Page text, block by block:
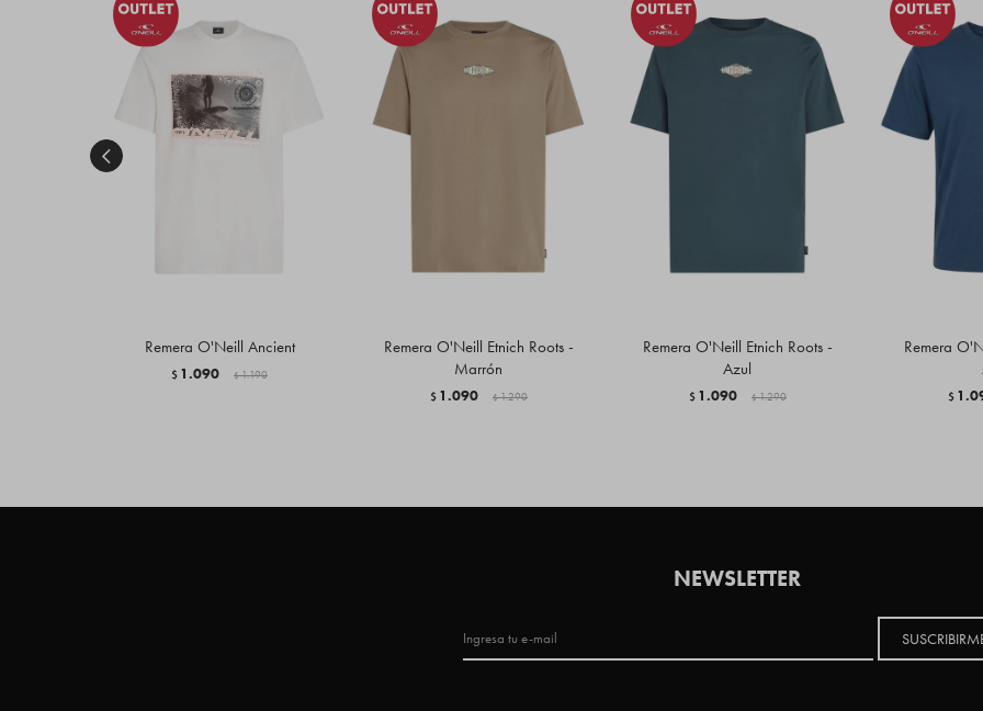
Remera O'Neill Ancient
$ 1.090 $ 1.190
Remera O'Neill Etnich Roots -
Marrón
$ 1.090 $ 1.290
Remera O'Neill Etnich Roots -
Azul
$ 1.090 $ 1.290
Remera
$

NEWSLETTER